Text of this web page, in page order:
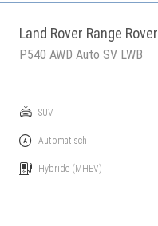
Land Rover Range Rover
P540 AWD Auto SV LWB
SUV
Automatisch
Hybride (MHEV)